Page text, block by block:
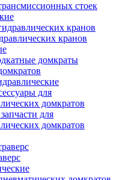
стоек
кранов
кранов
домкраты
для
домкратов
для
домкратов